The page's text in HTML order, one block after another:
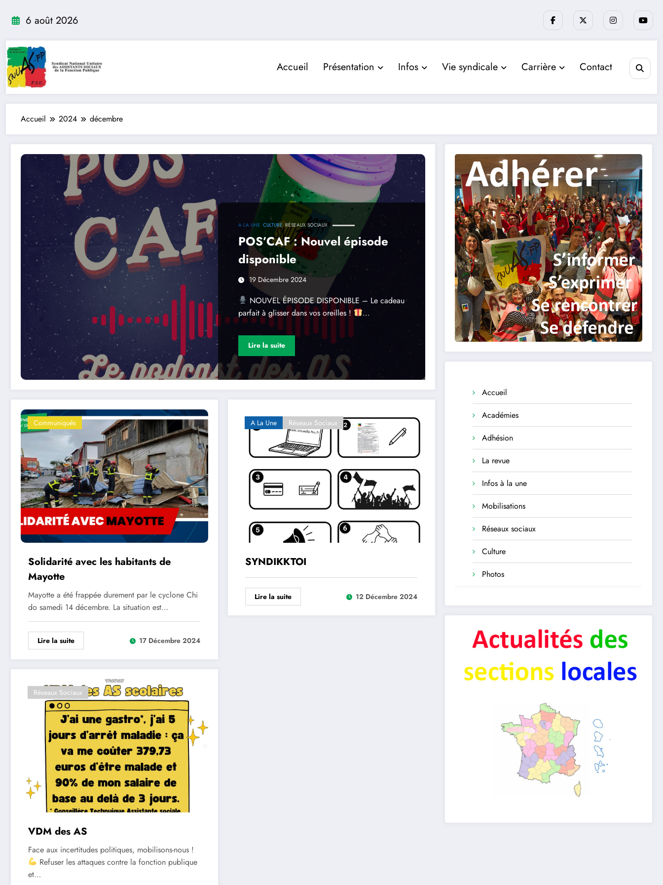
6 août 2026
Accueil Présentation Infos Vie syndicale Carrière Contact
Accueil 2024 décembre
A LA UNE CULTURE RÉSEAUX SOCIAUX
POS’CAF : Nouvel épisode
disponible
19 Décembre 2024
NOUVEL ÉPISODE DISPONIBLE – Le cadeau
parfait à glisser dans vos oreilles !
…
Lire la suite
Communiqués
Solidarité avec les habitants de
Mayotte
Mayotte a été frappée durement par le cyclone Chi
do samedi 14 décembre. La situation est…
Lire la suite 17 Décembre 2024
A La Une Réseaux Sociaux
SYNDIKKTOI
Lire la suite 12 Décembre 2024
Réseaux Sociaux
VDM des AS
Face aux incertitudes politiques, mobilisons-nous !
Refuser les attaques contre la fonction publique
et…
Accueil
Académies
Adhésion
La revue
Infos à la une
Mobilisations
Réseaux sociaux
Culture
Photos